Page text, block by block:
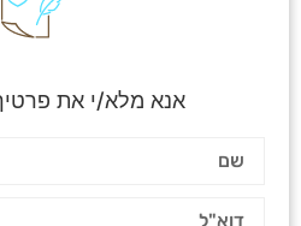
אנא מלא/י את